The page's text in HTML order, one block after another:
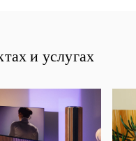
и услугах